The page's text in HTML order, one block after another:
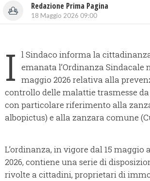
Redazione Prima Pagina
18 Maggio 2026 09:00
I l Sindaco informa la
emanata l’Ordinanza Sindacale
maggio 2026 relativa alla
controllo delle malattie trasmesse
con particolare riferimento alla
albopictus) e alla zanzara comune
L’ordinanza, in vigore dal 15 maggio
2026, contiene una serie di
rivolte a cittadini, proprietari di